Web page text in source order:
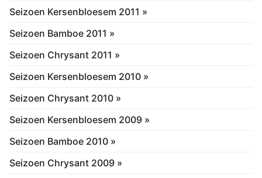
Seizoen Kersenbloesem 2011 »
Seizoen Bamboe 2011 »
Seizoen Chrysant 2011 »
Seizoen Kersenbloesem 2010 »
Seizoen Chrysant 2010 »
Seizoen Kersenbloesem 2009 »
Seizoen Bamboe 2010 »
Seizoen Chrysant 2009 »